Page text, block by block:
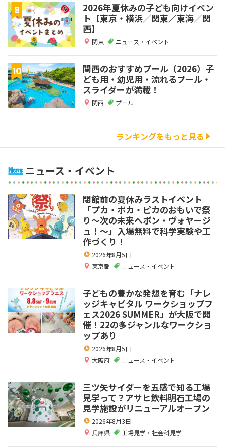
2026年夏休みの子ども向けイベン
ト【東京・横浜／関東／東海／関
西】
関東 ニュース・イベント
関西のおすすめプール（2026）子
ども用・幼児用・流れるプール・
スライダーが満載！
関西 プール
ランキングをもっと見る
ニュース・イベント
閉館前の夏休みラストイベント
「プカ・ポカ・ピカのおもいで祭
り～次の未来へボン・ヴォヤージ
ュ！～」入場無料で科学実験や工
作づくり！
2026年8月5日
東京都
ニュース・イベント
子どもの豊かな発想を育む「ナレ
ッジキャピタル ワークショップフ
ェス2026 SUMMER」が大阪で開
催！22の多ジャンルなワークショ
ップあり
2026年8月5日
大阪府
ニュース・イベント
三ツ矢サイダーを五感で知る工場
見学って？アサヒ飲料明石工場の
見学施設がリニューアルオープン
2026年8月3日
兵庫県
工場見学・社会科見学